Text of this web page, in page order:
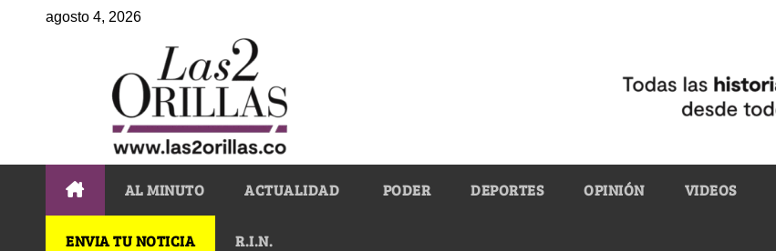
agosto 4, 2026
AL MINUTO ACTUALIDAD PODER DEPORTES OPINIÓN VIDEOS
ENVIA TU NOTICIA R.I.N.